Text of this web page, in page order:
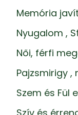
Memória
Nyugalom ,
Női, férfi
Pajzsmirigy ,
Szem és Fül